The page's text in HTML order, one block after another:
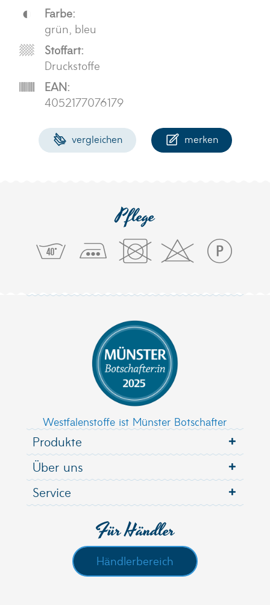
Farbe:
grün, bleu
Stoffart:
Druckstoffe
EAN:
4052177076179
vergleichen merken
Pflege
Westfalenstoffe ist Münster Botschafter
Produkte
Über uns
Service
Für Händler
Händlerbereich